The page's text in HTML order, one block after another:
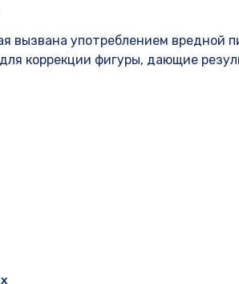
вызвана употреблением вредной
коррекции фигуры, дающие